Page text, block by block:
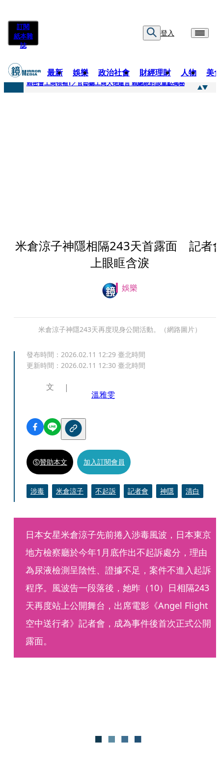
訂閱
紙本雜
誌
登入
最新 娛樂 政治社會 財經理財 人物 美
快訊
賴密會工商領袖1／官邸聽工商大佬建言 賴總統對談重點揭秘
米倉涼子神隱相隔243天首露面 記者
上眼眶含淚
娛樂
米倉涼子神隱243天再度現身公開活動。（網路圖片）
發布時間： 2026.02.11 12:29 臺北時間
更新時間： 2026.02.11 12:30 臺北時間
文
溫雅雯
贊助本文 加入訂閱會員
涉毒 米倉涼子 不起訴 記者會 神隱 清白
日本女星米倉涼子先前捲入涉毒風波，日本東京
地方檢察廳於今年1月底作出不起訴處分，理由
為尿液檢測呈陰性、證據不足，案件不進入起訴
程序。風波告一段落後，她昨（10）日相隔243
天再度站上公開舞台，出席電影《Angel Flight
空中送行者》記者會，成為事件後首次正式公開
露面。